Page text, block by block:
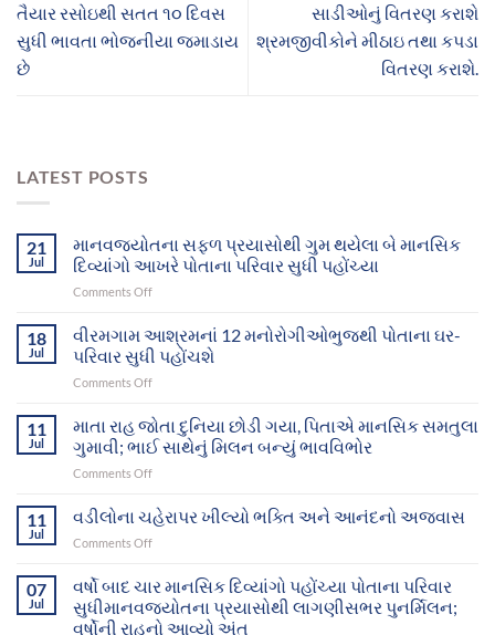
તૈયાર રસોઇથી સતત ૧૦ દિવસ
સુધી ભાવતા ભોજનીયા જમાડાય
છે
સાડીઓનું વિતરણ કરાશે
શ્રમજીવીકોને મીઠાઇ તથા કપડા
વિતરણ કરાશે.
LATEST POSTS
21
Jul
માનવજ્યોતના સફળ પ્રયાસોથી ગુમ થયેલા બે માનસિક
દિવ્યાંગો આખરે પોતાના પરિવાર સુધી પહોંચ્યા
Comments Offon
સફળ
પ્રયાસોથી
ગુમ
થયેલા
માનસિક
દિવ્યાંગો
સુધી
18
Jul
વીરમગામ આશ્રમનાં 12 મનોરોગીઓભુજથી પોતાના ઘર-
પરિવાર સુધી પહોંચશે
Comments Offon
આશ્રમનાં
12
મનોરોગીઓભુજથી
પોતાના
પરિવાર
11
Jul
માતા રાહ જોતા દુનિયા છોડી ગયા, પિતાએ માનસિક સમતુલા
ગુમાવી; ભાઈ સાથેનું મિલન બન્યું ભાવવિભોર
Comments Offon
રાહ
જોતા
ગયા,
પિતાએ
માનસિક
11
Jul
વડીલોના ચહેરાપર ખીલ્યો ભક્તિ અને આનંદનો અજવાસ
Comments Offon
ચહેરાપર
ખીલ્યો
ભક્તિ
07
Jul
વર્ષો બાદ ચાર માનસિક દિવ્યાંગો પહોંચ્યા પોતાના પરિવાર
સુધીમાનવજ્યોતના પ્રયાસોથી લાગણીસભર પુનર્મિલન;
વર્ષોની રાહનો આવ્યો અંત